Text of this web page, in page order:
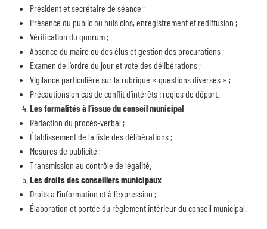
Président et secrétaire de séance ;
Présence du public ou huis clos, enregistrement et rediffusion ;
Vérification du quorum ;
Absence du maire ou des élus et gestion des procurations ;
Examen de l’ordre du jour et vote des délibérations ;
Vigilance particulière sur la rubrique « questions diverses » ;
Précautions en cas de conflit d’intérêts : règles de déport.
Les formalités à l’issue du conseil municipal
Rédaction du procès-verbal ;
Établissement de la liste des délibérations ;
Mesures de publicité ;
Transmission au contrôle de légalité.
Les droits des conseillers municipaux
Droits à l’information et à l’expression ;
Élaboration et portée du règlement intérieur du conseil municipal.